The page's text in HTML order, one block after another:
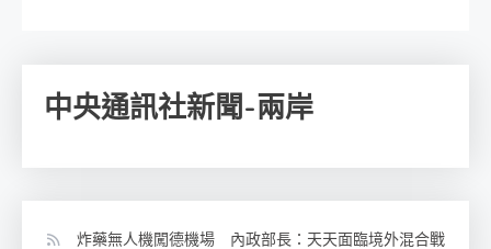
中央通訊社新聞-兩岸
炸藥無人機闖德機場 內政部長：天天面臨境外混合戰